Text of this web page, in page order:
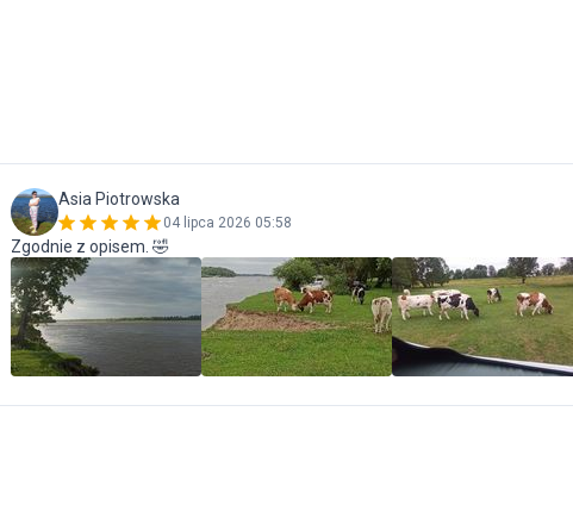
Asia Piotrowska
04 lipca 2026 05:58
Zgodnie z opisem. 🤣